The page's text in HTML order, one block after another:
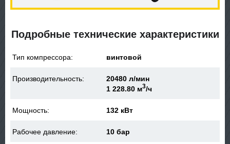
Подробные технические характеристики
Тип компрессора: винтовой
Производительность:
20480 л/мин
1 228.80 м3/ч
Мощность: 132 кВт
Рабочее давление: 10 бар